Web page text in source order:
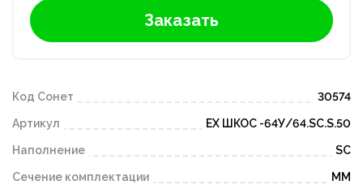
Заказать
Код Сонет 30574
Артикул ЕХ ШКОС -64У/64.SC.S.50
Наполнение SC
Сечение комплектации MM